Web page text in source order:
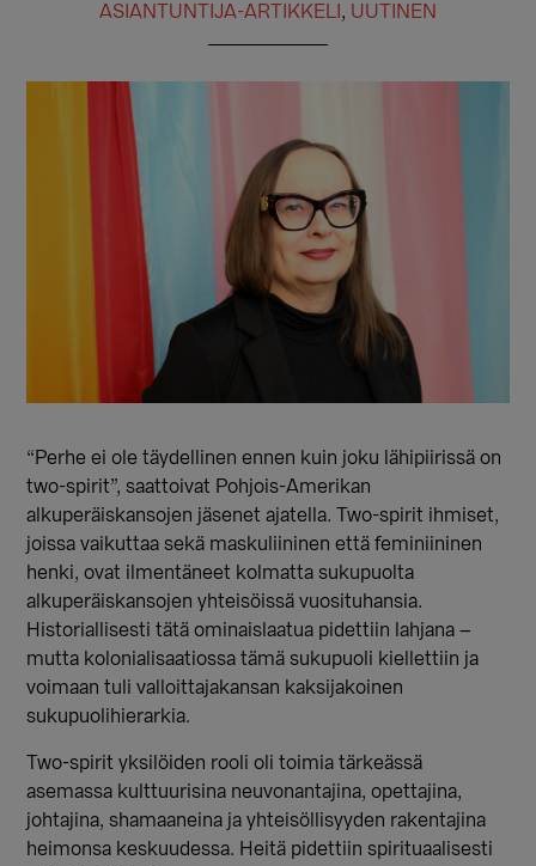
ASIANTUNTIJA-ARTIKKELI , UUTINEN
“Perhe ei ole täydellinen ennen kuin joku lähipiirissä on
two-spirit”, saattoivat Pohjois-Amerikan
alkuperäiskansojen jäsenet ajatella. Two-spirit ihmiset,
joissa vaikuttaa sekä maskuliininen että feminiininen
henki, ovat ilmentäneet kolmatta sukupuolta
alkuperäiskansojen yhteisöissä vuosituhansia.
Historiallisesti tätä ominaislaatua pidettiin lahjana–
mutta kolonialisaatiossa tämä sukupuoli kiellettiin ja
voimaan tuli valloittajakansan kaksijakoinen
sukupuolihierarkia.
Two-spirit yksilöiden rooli oli toimia tärkeässä
asemassa kulttuurisina neuvonantajina, opettajina,
johtajina, shamaaneina ja yhteisöllisyyden rakentajina
heimonsa keskuudessa. Heitä pidettiin spirituaalisesti